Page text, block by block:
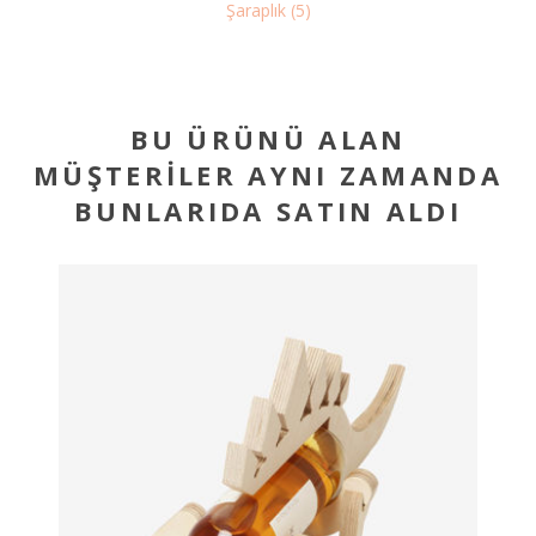
Şaraplık (5)
BU ÜRÜNÜ ALAN
MÜŞTERILER AYNI ZAMANDA
BUNLARIDA SATIN ALDI